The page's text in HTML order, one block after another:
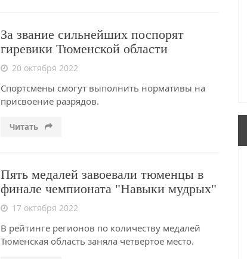
За звание сильнейших поспорят
гиревики Тюменской области
20 октября 2022
Спортсмены смогут выполнить нормативы на
присвоение разрядов.
Читать
Пять медалей завоевали тюменцы в
финале чемпионата "Навыки мудрых"
17 октября 2022
В рейтинге регионов по количеству медалей
Тюменская область заняла четвертое место.